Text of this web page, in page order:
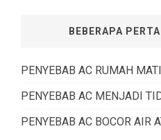
BEBERAPA
PENYEBAB AC RUMAH
PENYEBAB AC MENJADI
PENYEBAB AC BOCOR AIR